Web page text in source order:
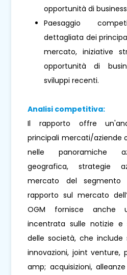
opportunità di business
Paesaggio
dettagliata dei
mercato, iniziative
opportunità di
sviluppi recenti.
Analisi competitiva:
Il rapporto offre
principali mercati/aziende
nelle panoramiche
geografica, strategie
mercato del segmento
rapporto sul mercato
OGM fornisce anche
incentrata sulle notizie e
delle società, che include
innovazioni, joint venture,
amp; acquisizioni,